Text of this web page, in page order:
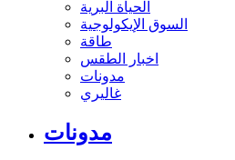
الحياة البرية
السوق الإيكولوجية
طاقة
اخبار الطقس
مدونات
غاليري
مدونات